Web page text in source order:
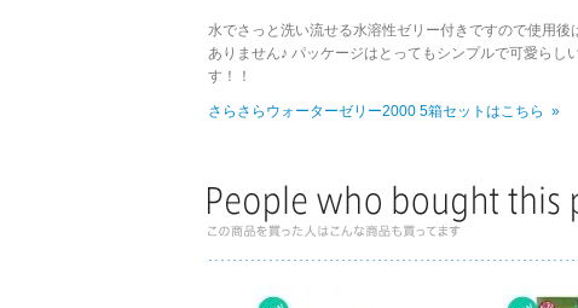
水でさっと洗い流せる水溶性ゼリー付きですので使用
ありません♪ パッケージはとってもシンプルで可愛らし
す！！
さらさらウォーターゼリー2000 5箱セットはこちら »